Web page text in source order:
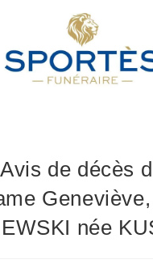
Avis de décès
née